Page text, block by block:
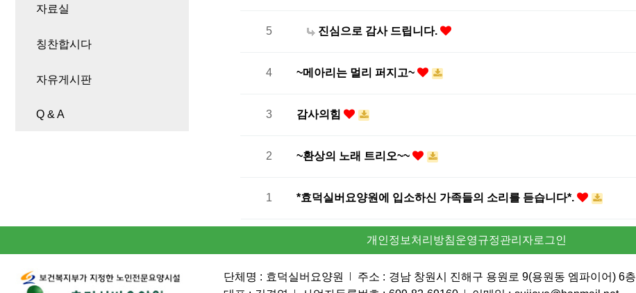
자료실
칭찬합시다
자유게시판
Q & A
5 진심으로 감사 드립니다.
4 ~메아리는 멀리 퍼지고~
3 감사의힘
2 ~환상의 노래 트리오~~
1 *효덕실버요양원에 입소하신 가족들의 소리를 듣습니다*.
개인정보처리방침운영규정관리자로그인
단체명 : 효덕실버요양원 주소 : 경남 창원시 진해구 용원로 9(용원동 엠파이어) 6층